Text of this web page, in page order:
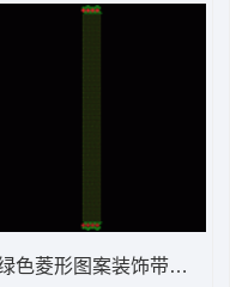
色菱形图案装饰带 窗帘